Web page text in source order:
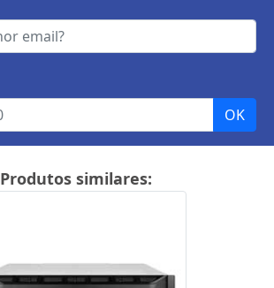
Produtos similares: